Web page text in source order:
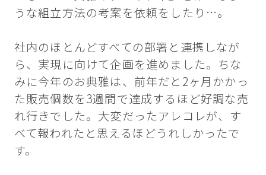
うな組立方法の考案を依頼をしたり…。
社内のほとんどすべての部署と連携しなが
ら、実現に向けて企画を進めました。ちな
みに今年のお典雅は、前年だと2ヶ月かかっ
た販売個数を3週間で達成するほど好調な売
れ行きでした。大変だったアレコレが、す
べて報われたと思えるほどうれしかったで
す。